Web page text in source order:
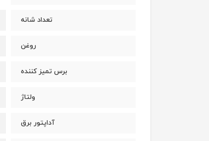
تعداد شانه
روغن
برس تمیز کننده
ولتاژ
آداپتور برق